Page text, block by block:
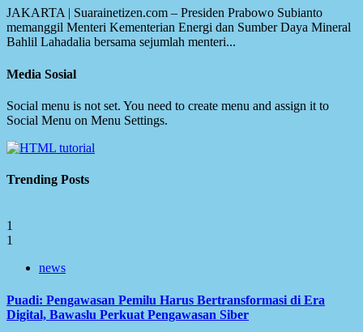
JAKARTA | Suarainetizen.com – Presiden Prabowo Subianto
memanggil Menteri Kementerian Energi dan Sumber Daya Mineral
Bahlil Lahadalia bersama sejumlah menteri...
Media Sosial
Social menu is not set. You need to create menu and assign it to
Social Menu on Menu Settings.
Trending Posts
1
1
news
Puadi: Pengawasan Pemilu Harus Bertransformasi di Era
Digital, Bawaslu Perkuat Pengawasan Siber